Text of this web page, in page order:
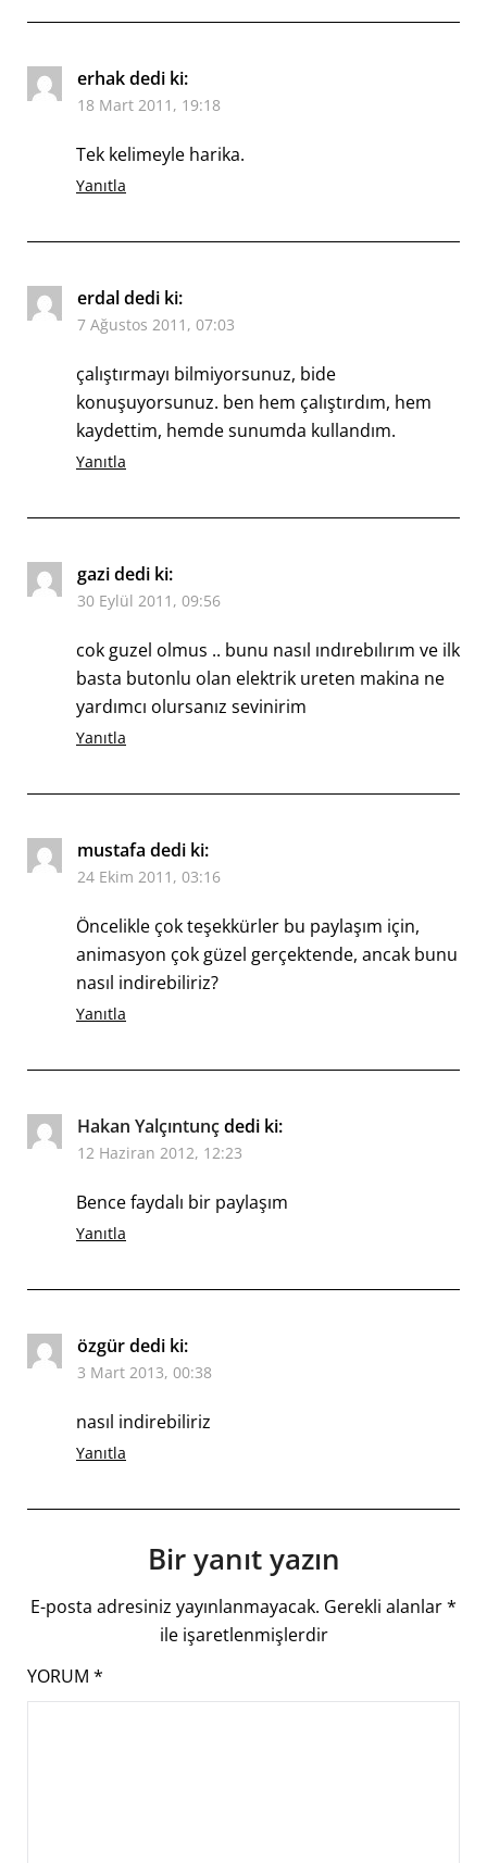
erhakdedi ki:
18 Mart 2011, 19:18
Tek kelimeyle harika.
Yanıtla
erdaldedi ki:
7 Ağustos 2011, 07:03
çalıştırmayı bilmiyorsunuz, bide
konuşuyorsunuz. ben hem çalıştırdım, hem
kaydettim, hemde sunumda kullandım.
Yanıtla
gazidedi ki:
30 Eylül 2011, 09:56
cok guzel olmus .. bunu nasıl ındırebılırım ve ilk
basta butonlu olan elektrik ureten makina ne
yardımcı olursanız sevinirim
Yanıtla
mustafa dedi ki:
24 Ekim 2011, 03:16
Öncelikle çok teşekkürler bu paylaşım için,
animasyon çok güzel gerçektende, ancak bunu
nasıl indirebiliriz?
Yanıtla
Hakan Yalçıntunçdedi ki:
12 Haziran 2012, 12:23
Bence faydalı bir paylaşım
Yanıtla
özgürdedi ki:
3 Mart 2013, 00:38
nasıl indirebiliriz
Yanıtla
Bir yanıt yazın
E-posta adresiniz yayınlanmayacak. Gerekli alanlar*
ile işaretlenmişlerdir
YORUM *